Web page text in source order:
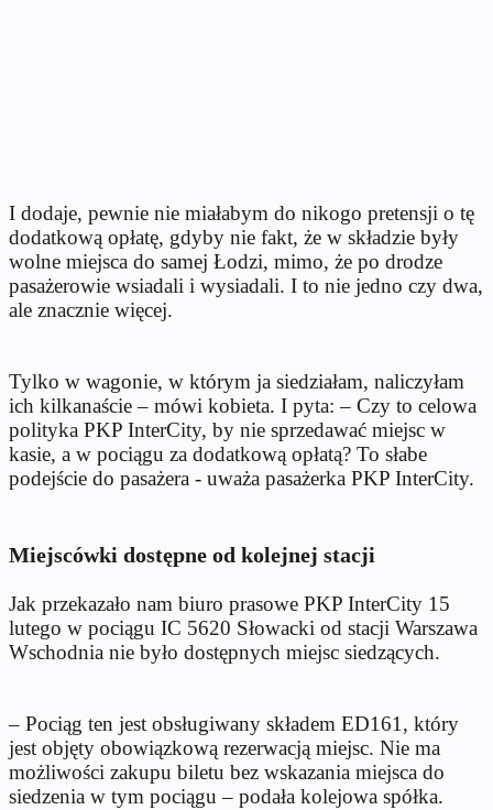
I dodaje, pewnie nie miałabym do nikogo pretensji o tę
dodatkową opłatę, gdyby nie fakt, że w składzie były
wolne miejsca do samej Łodzi, mimo, że po drodze
pasażerowie wsiadali i wysiadali. I to nie jedno czy dwa,
ale znacznie więcej.
Tylko w wagonie, w którym ja siedziałam, naliczyłam
ich kilkanaście – mówi kobieta. I pyta: – Czy to celowa
polityka PKP InterCity, by nie sprzedawać miejsc w
kasie, a w pociągu za dodatkową opłatą? To słabe
podejście do pasażera - uważa pasażerka PKP InterCity.
Miejscówki dostępne od kolejnej stacji
Jak przekazało nam biuro prasowe PKP InterCity 15
lutego w pociągu IC 5620 Słowacki od stacji Warszawa
Wschodnia nie było dostępnych miejsc siedzących.
– Pociąg ten jest obsługiwany składem ED161, który
jest objęty obowiązkową rezerwacją miejsc. Nie ma
możliwości zakupu biletu bez wskazania miejsca do
siedzenia w tym pociągu – podała kolejowa spółka.